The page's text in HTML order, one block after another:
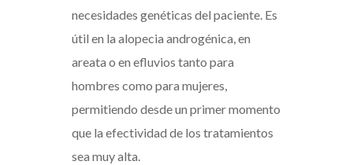
necesidades genéticas del paciente. Es
útil en la alopecia androgénica, en
areata o en efluvios tanto para
hombres como para mujeres,
permitiendo desde un primer momento
que la efectividad de los tratamientos
sea muy alta.